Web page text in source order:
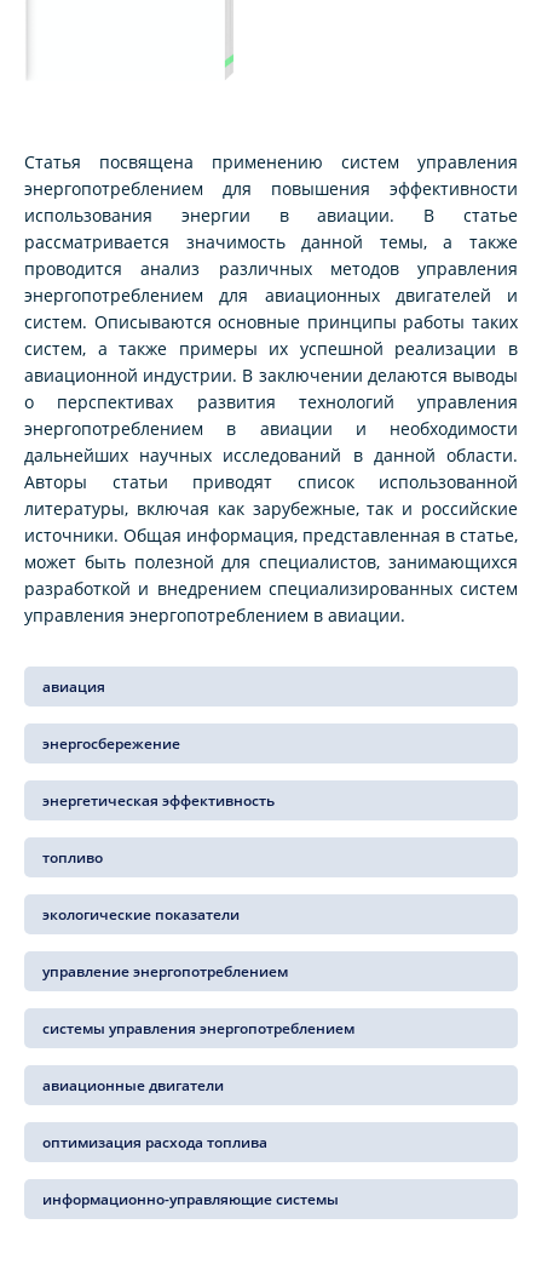
Статья посвящена применению систем управления
энергопотреблением для повышения эффективности
использования энергии в авиации. В статье
рассматривается значимость данной темы, а также
проводится анализ различных методов управления
энергопотреблением для авиационных двигателей и
систем. Описываются основные принципы работы таких
систем, а также примеры их успешной реализации в
авиационной индустрии. В заключении делаются выводы
о перспективах развития технологий управления
энергопотреблением в авиации и необходимости
дальнейших научных исследований в данной области.
Авторы статьи приводят список использованной
литературы, включая как зарубежные, так и российские
источники. Общая информация, представленная в статье,
может быть полезной для специалистов, занимающихся
разработкой и внедрением специализированных систем
управления энергопотреблением в авиации.
авиация
энергосбережение
энергетическая эффективность
топливо
экологические показатели
управление энергопотреблением
системы управления энергопотреблением
авиационные двигатели
оптимизация расхода топлива
информационно-управляющие системы